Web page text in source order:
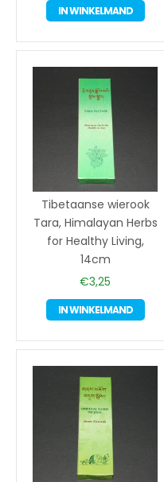
IN WINKELMAND
Tibetaanse wierook
Tara, Himalayan Herbs
for Healthy Living,
14cm
€3,25
IN WINKELMAND